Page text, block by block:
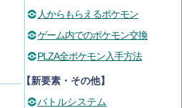
人からもらえるポケモン
ゲーム内でのポケモン交換
PLZA全ポケモン入手方法
【新要素・その他】
バトルシステム